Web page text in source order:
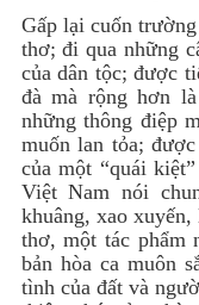
Gấp lại cuốn
thơ; đi qua những
của dân tộc; được
đà mà rộng hơn
những thông điệp
muốn lan tỏa;
của một “quái
Việt Nam nói
khuâng, xao
thơ, một tác phẩm
bản hòa ca muôn
tình của đất và